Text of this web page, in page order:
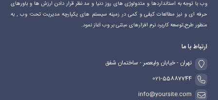
وب با توجه به استانداردها و متدولوژی های روز دنیا و مد نظر قرار دادن ارزش ها و باورهای
حرفه ای و نیز مطالعات کیفی و کمی در زمینه سیستم های یکپارچه مدیریت تحت وب , به
منظور طرح,توسعه کاربرد نرم افزارهای مبتنی بر وب اغاز نمود.
ارتباط با ما
تهران - خیابان ولیعصر - ساختمان شفق
021-55887744
info@yoursite.com